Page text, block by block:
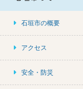
石垣市の概要
アクセス
安全・防災